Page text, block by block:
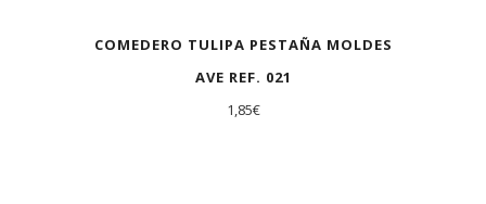
COMEDERO TULIPA PESTAÑA MOLDES
AVE REF. 021
1,85€